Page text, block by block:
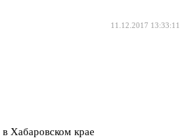
11.12.2017 13:33:11
Хабаровском крае